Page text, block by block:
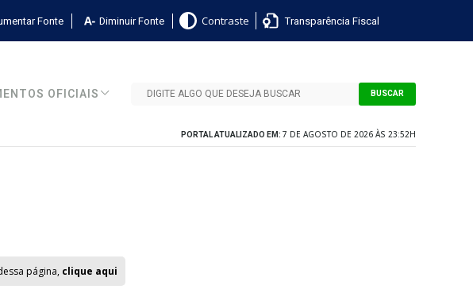
Fonte Diminuir Fonte Contraste Transparência Fiscal
OFICIAIS BUSCAR
PORTAL ATUALIZADO EM: 7 DE AGOSTO DE 2026 ÀS 23:52H
página, clique aqui